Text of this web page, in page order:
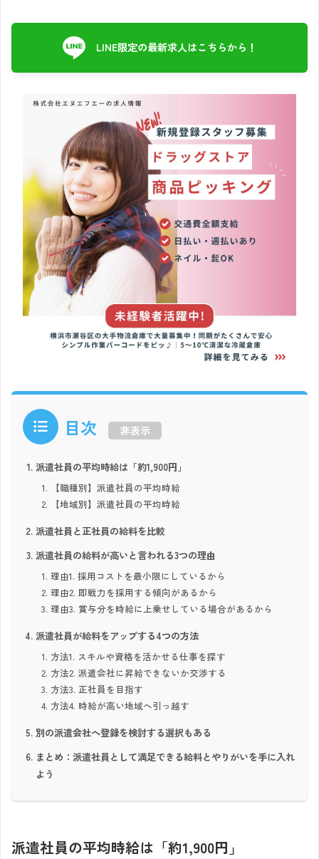
LINE限定の最新求人はこちらから！
目次 非表示
派遣社員の平均時給は「約1,900円」
【職種別】派遣社員の平均時給
【地域別】派遣社員の平均時給
派遣社員と正社員の給料を比較
派遣社員の給料が高いと言われる3つの理由
理由1. 採用コストを最小限にしているから
理由2. 即戦力を採用する傾向があるから
理由3. 賞与分を時給に上乗せしている場合があるから
派遣社員が給料をアップする4つの方法
方法1. スキルや資格を活かせる仕事を探す
方法2. 派遣会社に昇給できないか交渉する
方法3. 正社員を目指す
方法4. 時給が高い地域へ引っ越す
別の派遣会社へ登録を検討する選択もある
まとめ：派遣社員として満足できる給料とやりがいを手に入れ
よう
派遣社員の平均時給は「約1,900円」